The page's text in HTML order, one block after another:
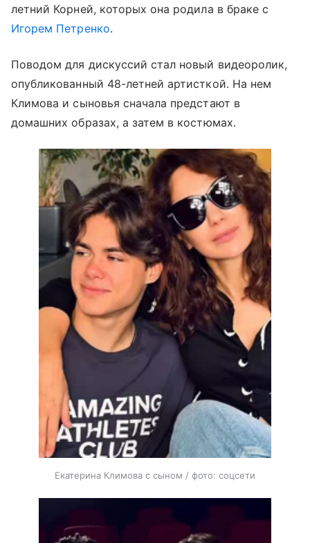
летний Корней, которых она родила в браке с
Игорем Петренко.
Поводом для дискуссий стал новый видеоролик,
опубликованный 48-летней артисткой. На нем
Климова и сыновья сначала предстают в
домашних образах, а затем в костюмах.
Екатерина Климова с сыном / фото: соцсети